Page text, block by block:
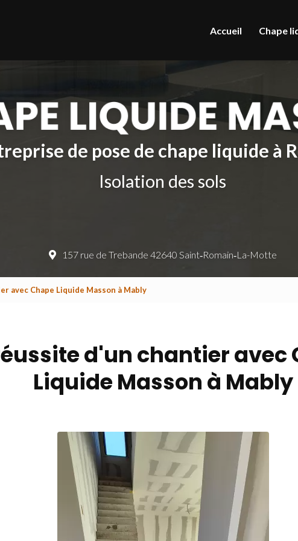
Accueil Chape
de pose de chape liquide à
Isolation des sols
157 rue de Trebande 42640 Saint‑Romain‑La-Motte
avec Chape Liquide Masson à Mably
d'un chantier avec
Liquide Masson à Mably